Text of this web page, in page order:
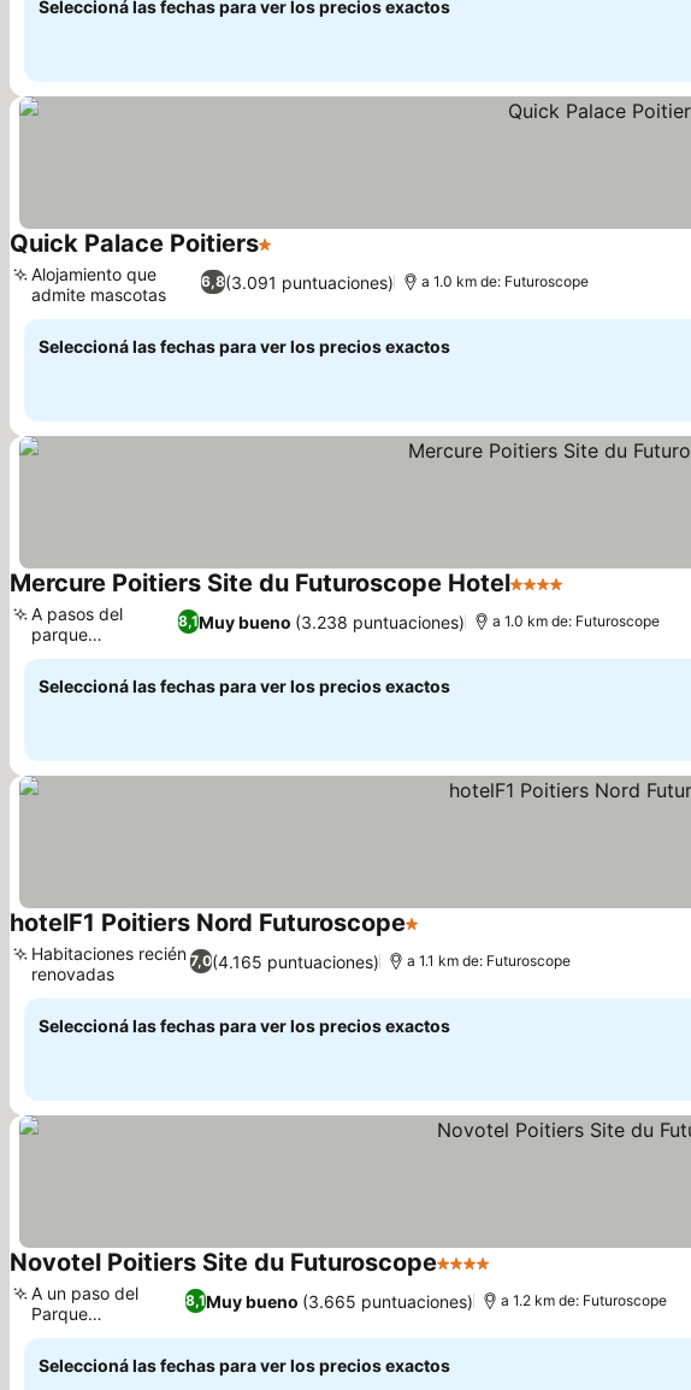
Seleccioná las fechas para ver los precios exactos
Quick Palace Poitiers1 Estrellas
6,8(3.091 puntuaciones)
Alojamiento que
admite mascotas
a 1.0 km de: Futuroscope
Seleccioná las fechas para ver los precios exactos
Mercure Poitiers Site du Futuroscope Hotel4 Estrellas
8,1Muy bueno (3.238 puntuaciones)
A pasos del
parque
Futuroscope
a 1.0 km de: Futuroscope
Seleccioná las fechas para ver los precios exactos
hotelF1 Poitiers Nord Futuroscope1 Estrellas
7,0(4.165 puntuaciones)
Habitaciones recién
renovadas
a 1.1 km de: Futuroscope
Seleccioná las fechas para ver los precios exactos
Novotel Poitiers Site du Futuroscope4 Estrellas
8,1Muy bueno (3.665 puntuaciones)
A un paso del
Parque
Futuroscope
a 1.2 km de: Futuroscope
Seleccioná las fechas para ver los precios exactos